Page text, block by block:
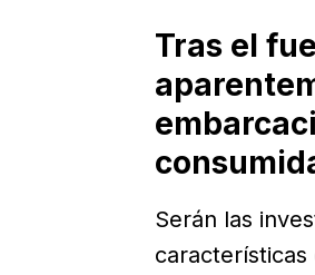
Tras el
Serán las